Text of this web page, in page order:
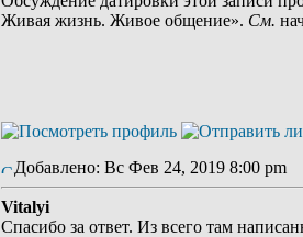
Живая жизнь. Живое общение». См.
Добавлено: Вс Фев 24, 2019 8:00 pm
Vitalyi
Спасибо за ответ. Из всего там